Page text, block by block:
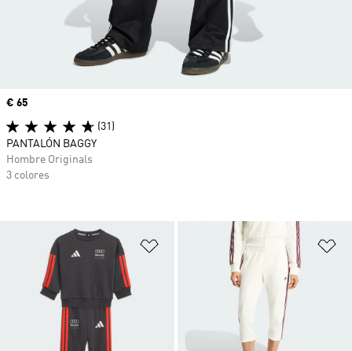
Añadir a la lista de deseos
Precio
€ 65
(31)
PANTALÓN BAGGY
Hombre Originals
3 colores